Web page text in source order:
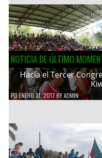
NOTICIA DE ÚLTIMO
Hacía el Tercer
PDENERO 31, 2017 BYADMIN